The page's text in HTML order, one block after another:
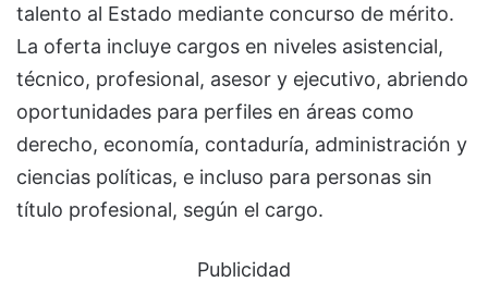
talento al Estado mediante concurso de mérito.
La oferta incluye cargos en niveles asistencial,
técnico, profesional, asesor y ejecutivo, abriendo
oportunidades para perfiles en áreas como
derecho, economía, contaduría, administración y
ciencias políticas, e incluso para personas sin
título profesional, según el cargo.
Publicidad